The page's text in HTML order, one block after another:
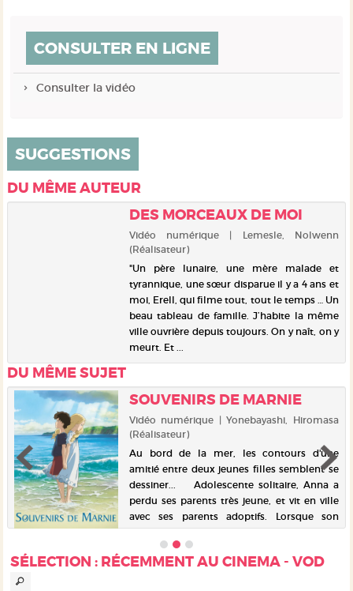
CONSULTER EN LIGNE
Consulter la vidéo
SUGGESTIONS
DU MÊME AUTEUR
DES MORCEAUX DE MOI
Vidéo numérique | Lemesle, Nolwenn
(Réalisateur)
"Un père lunaire, une mère malade et
tyrannique, une sœur disparue il y a 4 ans et
moi, Erell, qui filme tout, tout le temps … Un
beau tableau de famille. J’habite la même
ville ouvrière depuis toujours. On y naît, on y
meurt. Et ...
DU MÊME SUJET
SOUVENIRS DE MARNIE
Vidéo numérique | Yonebayashi, Hiromasa
(Réalisateur)
Au bord de la mer, les contours d'une
amitié entre deux jeunes filles semblent se
dessiner... Adolescente solitaire, Anna a
perdu ses parents très jeune, et vit en ville
avec ses parents adoptifs. Lorsque son
asthme...
SÉLECTION : RÉCEMMENT AU CINEMA - VOD